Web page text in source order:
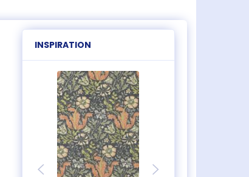
INSPIRATION